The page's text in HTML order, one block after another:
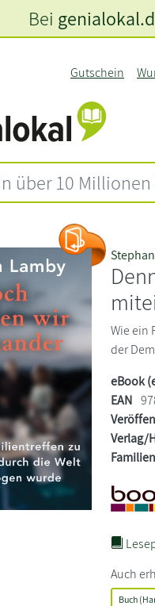
Gutschein
Bei
Wie ein
der
eBook
EAN
Verlag/
Auch
Buch